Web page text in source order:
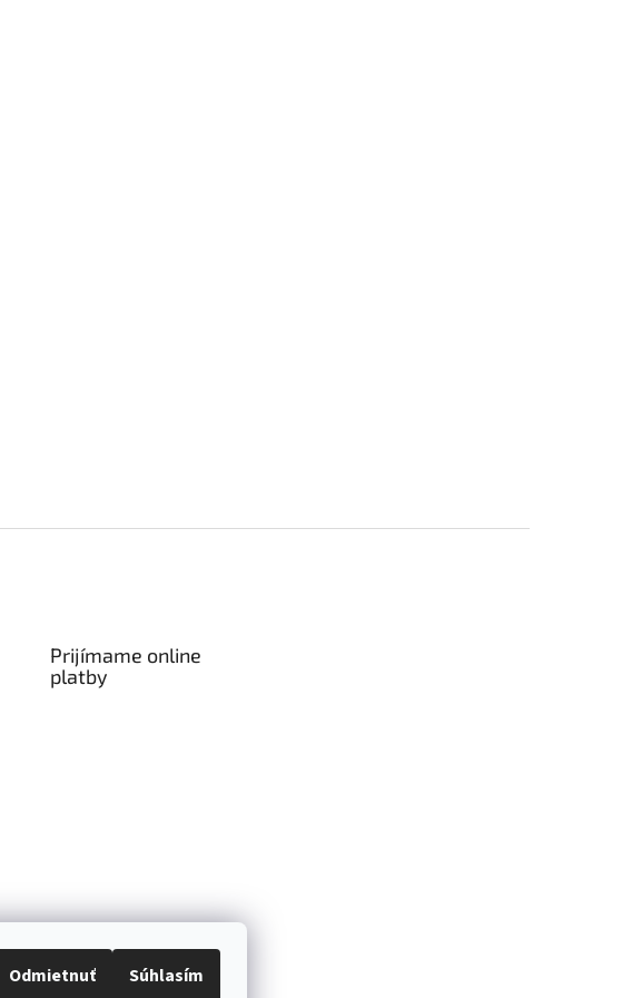
Odmietnuť Súhlasím
Prijímame online
platby